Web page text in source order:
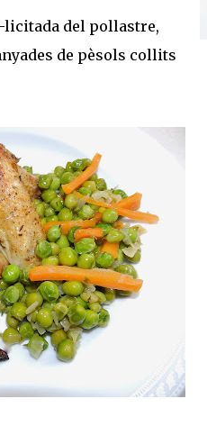
licitada del pollastre,
de pèsols collits